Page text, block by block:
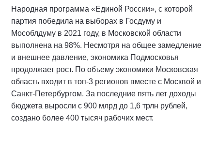
Народная программа «Единой России», с которой
партия победила на выборах в Госдуму и
Мособлдуму в 2021 году, в Московской области
выполнена на 98%. Несмотря на общее замедление
и внешнее давление, экономика Подмосковья
продолжает рост. По объему экономики Московская
область входит в топ-3 регионов вместе с Москвой и
Санкт-Петербургом. За последние пять лет доходы
бюджета выросли с 900 млрд до 1,6 трлн рублей,
создано более 400 тысяч рабочих мест.